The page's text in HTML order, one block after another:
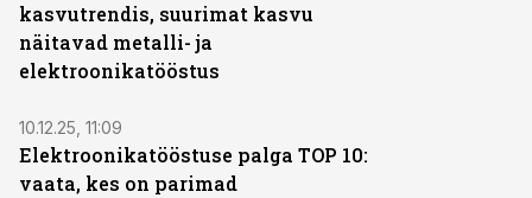
kasvutrendis, suurimat kasvu
näitavad metalli- ja
elektroonikatööstus
10.12.25, 11:09
Elektroonikatööstuse palga TOP 10:
vaata, kes on parimad